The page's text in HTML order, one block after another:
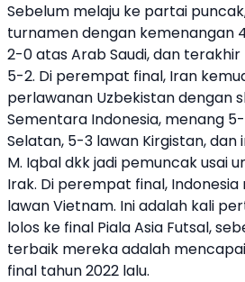
Sebelum melaju ke partai
turnamen dengan kemenangan
2-0 atas Arab Saudi, dan
5-2. Di perempat final, Iran
perlawanan Uzbekistan dengan
Sementara Indonesia, menang
Selatan, 5-3 lawan Kirgistan, dan
M. Iqbal dkk jadi pemuncak usai
Irak. Di perempat final,
lawan Vietnam. Ini adalah kali
lolos ke final Piala Asia Futsal,
terbaik mereka adalah
final tahun 2022 lalu.